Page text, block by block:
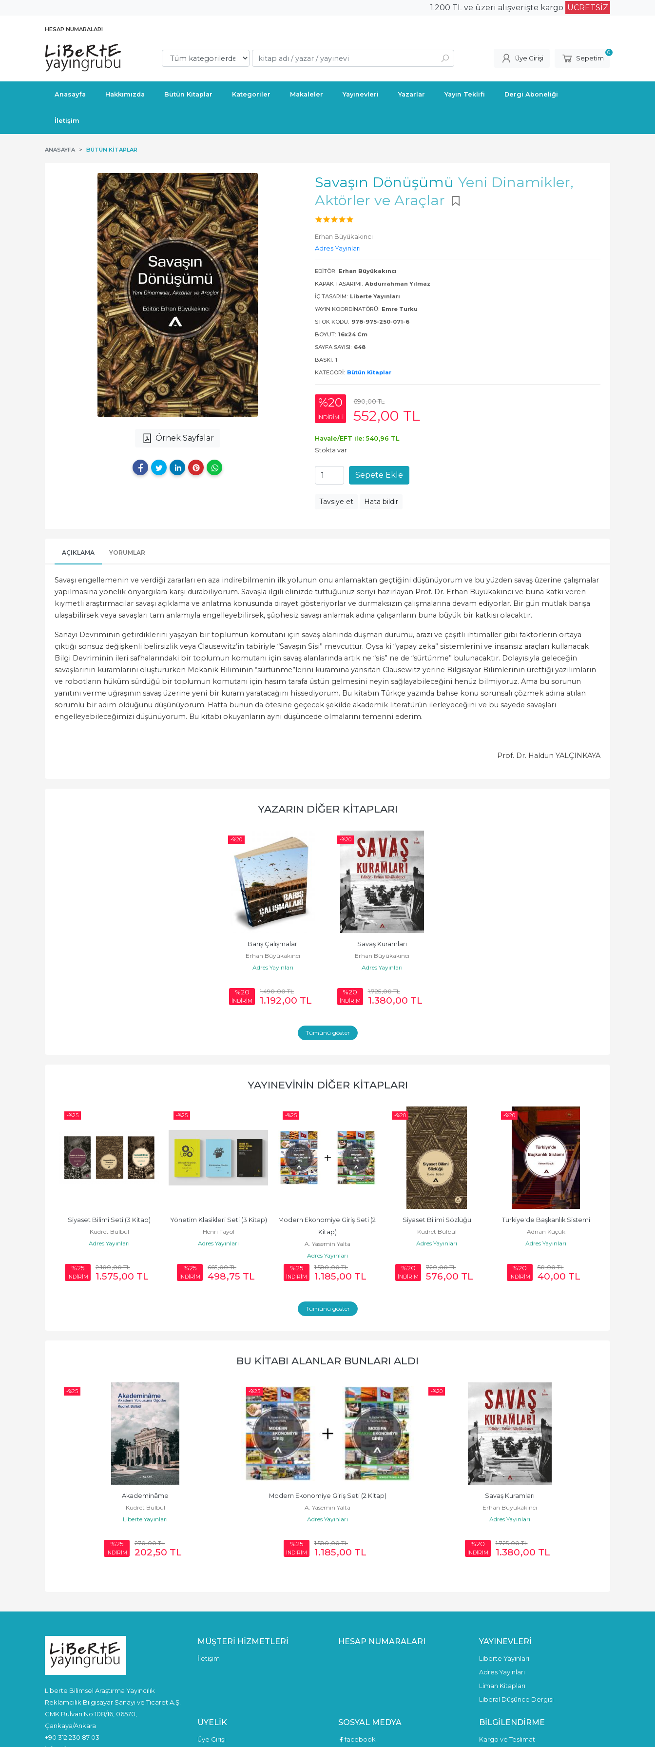
1.200 TL ve üzeri alışverişte kargo ÜCRETSİZ
HESAP NUMARALARI
Üye Girişi Sepetim
0
Anasayfa Hakkımızda Bütün Kitaplar Kategoriler Makaleler Yayınevleri Yazarlar Yayın Teklifi Dergi Aboneliği
İletişim
ANASAYFA BÜTÜN KITAPLAR
Örnek Sayfalar
Savaşın Dönüşümü Yeni Dinamikler,
Aktörler ve Araçlar
Erhan Büyükakıncı
Adres Yayınları
EDITÖR: Erhan Büyükakıncı
KAPAK TASARIMI: Abdurrahman Yılmaz
İÇ TASARIM: Liberte Yayınları
YAYIN KOORDINATÖRÜ: Emre Turku
STOK KODU: 978-975-250-071-6
BOYUT: 16x24 Cm
SAYFA SAYISI: 648
BASKI: 1
KATEGORI: Bütün Kitaplar
%20
INDIRIMLI
690,00TL
552,00 TL
Havale/EFT ile: 540,96 TL
Stokta var
Sepete Ekle
Tavsiye et Hata bildir
AÇIKLAMA YORUMLAR
Savaşı engellemenin ve verdiği zararları en aza indirebilmenin ilk yolunun onu anlamaktan geçtiğini düşünüyorum ve bu yüzden savaş üzerine çalışmalar
yapılmasına yönelik önyargılara karşı durabiliyorum. Savaşla ilgili elinizde tuttuğunuz seriyi hazırlayan Prof. Dr. Erhan Büyükakıncı ve buna katkı veren
kıymetli araştırmacılar savaşı açıklama ve anlatma konusunda dirayet gösteriyorlar ve durmaksızın çalışmalarına devam ediyorlar. Bir gün mutlak barışa
ulaşabilirsek veya savaşları tam anlamıyla engelleyebilirsek, şüphesiz savaşı anlamak adına çalışanların buna büyük bir katkısı olacaktır.
Sanayi Devriminin getirdiklerini yaşayan bir toplumun komutanı için savaş alanında düşman durumu, arazi ve çeşitli ihtimaller gibi faktörlerin ortaya
çıktığı sonsuz değişkenli belirsizlik veya Clausewitz’in tabiriyle “Savaşın Sisi” mevcuttur. Oysa ki “yapay zeka” sistemlerini ve insansız araçları kullanacak
Bilgi Devriminin ileri safhalarındaki bir toplumun komutanı için savaş alanlarında artık ne “sis” ne de “sürtünme” bulunacaktır. Dolayısıyla geleceğin
savaşlarının kuramlarını oluştururken Mekanik Biliminin “sürtünme”lerini kuramına yansıtan Clausewitz yerine Bilgisayar Bilimlerinin ürettiği yazılımların
ve robotların hüküm sürdüğü bir toplumun komutanı için hasım tarafa üstün gelmesini neyin sağlayabileceğini henüz bilmiyoruz. Ama bu sorunun
yanıtını verme uğraşının savaş üzerine yeni bir kuram yaratacağını hissediyorum. Bu kitabın Türkçe yazında bahse konu sorunsalı çözmek adına atılan
sorumlu bir adım olduğunu düşünüyorum. Hatta bunun da ötesine geçecek şekilde akademik literatürün ilerleyeceğini ve bu sayede savaşları
engelleyebileceğimizi düşünüyorum. Bu kitabı okuyanların aynı düşüncede olmalarını temenni ederim.
Prof. Dr. Haldun YALÇINKAYA
YAZARIN DIĞER KITAPLARI
-%20
Barış Çalışmaları
Erhan Büyükakıncı
Adres Yayınları
%20
İNDİRİM
1.490,00TL
1.192,00 TL
-%20
Savaş Kuramları
Erhan Büyükakıncı
Adres Yayınları
%20
İNDİRİM
1.725,00TL
1.380,00 TL
Tümünü göster
YAYINEVININ DIĞER KITAPLARI
-%25
Siyaset Bilimi Seti (3 Kitap)
Kudret Bülbül
Adres Yayınları
%25
İNDİRİM
2.100,00TL
1.575,00 TL
-%25
Yönetim Klasikleri Seti (3 Kitap)
Henri Fayol
Adres Yayınları
%25
İNDİRİM
665,00TL
498,75 TL
-%25
Modern Ekonomiye Giriş Seti (2
Kitap)
A. Yasemin Yalta
Adres Yayınları
%25
İNDİRİM
1.580,00TL
1.185,00 TL
-%20
Siyaset Bilimi Sözlüğü
Kudret Bülbül
Adres Yayınları
%20
İNDİRİM
720,00TL
576,00 TL
-%20
Türkiye'de Başkanlık Sistemi
Adnan Küçük
Adres Yayınları
%20
İNDİRİM
50,00TL
40,00 TL
Tümünü göster
BU KITABI ALANLAR BUNLARI ALDI
-%25
Akademinâme
Kudret Bülbül
Liberte Yayınları
%25
İNDİRİM
270,00TL
202,50 TL
-%25
Modern Ekonomiye Giriş Seti (2 Kitap)
A. Yasemin Yalta
Adres Yayınları
%25
İNDİRİM
1.580,00TL
1.185,00 TL
-%20
Savaş Kuramları
Erhan Büyükakıncı
Adres Yayınları
%20
İNDİRİM
1.725,00TL
1.380,00 TL
Liberte Bilimsel Araştırma Yayıncılık
Reklamcılık Bilgisayar Sanayi ve Ticaret A.Ş.
GMK Bulvarı No:108/16, 06570,
Çankaya/Ankara
+90 312 230 87 03
MÜŞTERI HIZMETLERI
İletişim
HESAP NUMARALARI YAYINEVLERI
Liberte Yayınları
Adres Yayınları
Liman Kitapları
Liberal Düşünce Dergisi
ÜYELIK
Üye Girişi
SOSYAL MEDYA
facebook
BILGILENDIRME
Kargo ve Teslimat